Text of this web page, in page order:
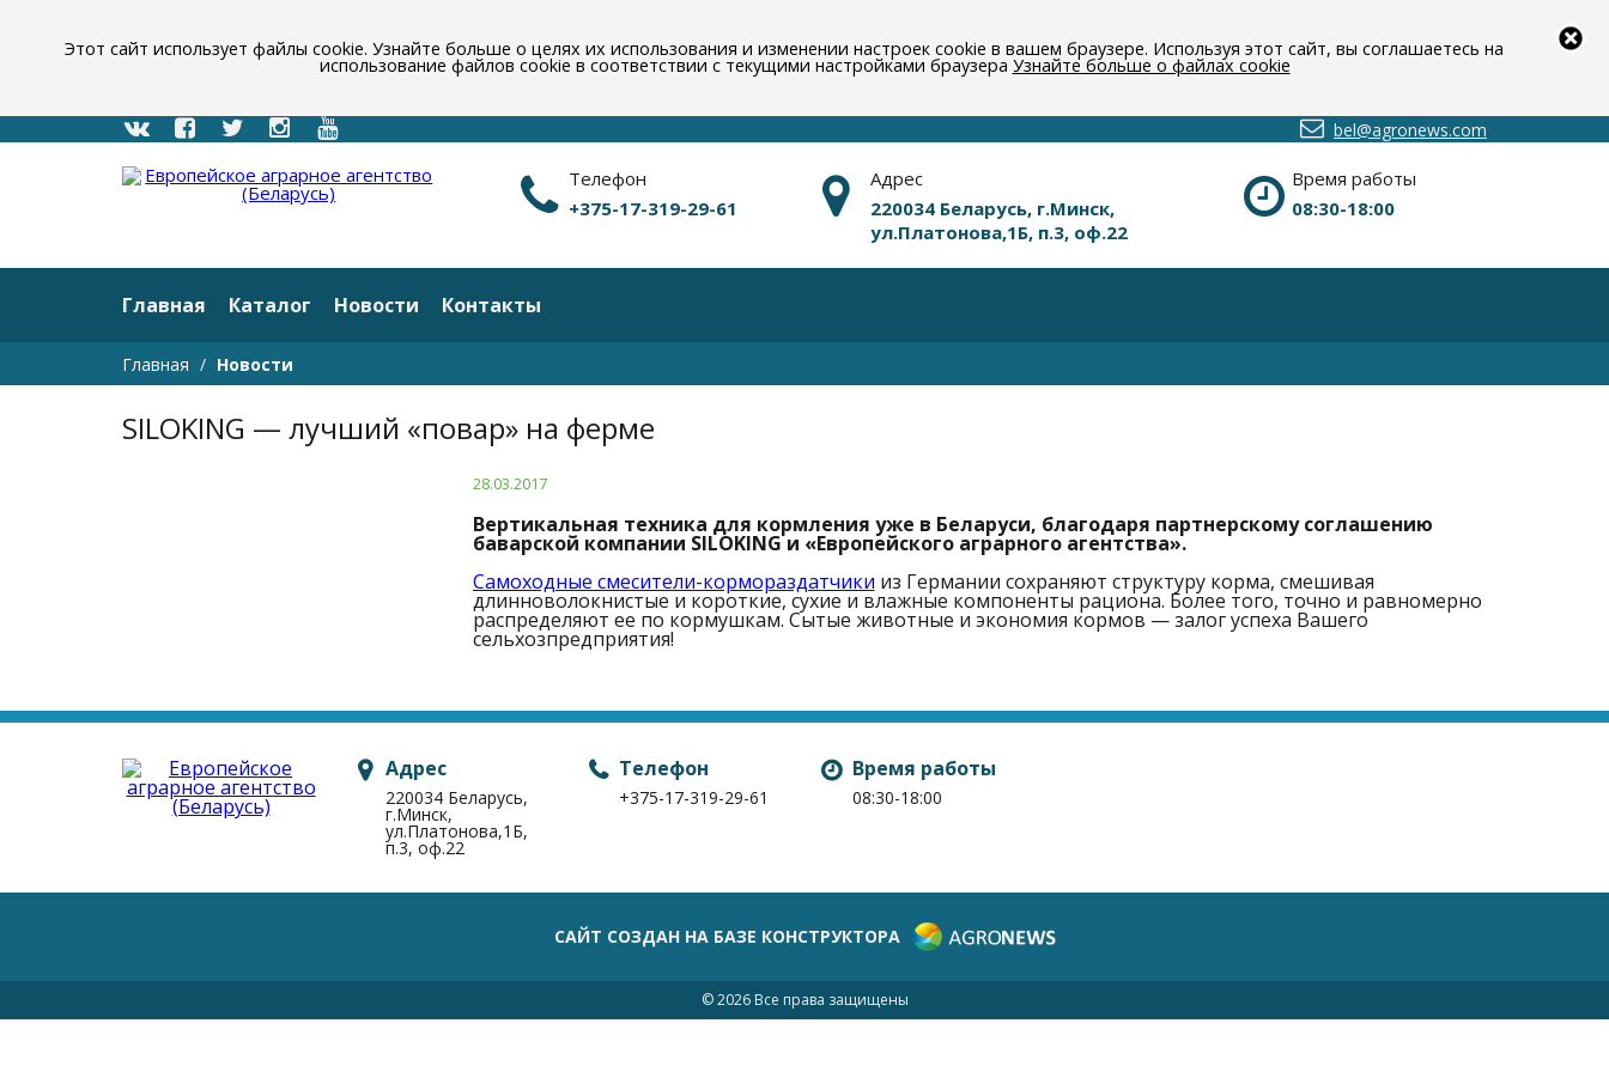
Этот сайт использует файлы cookie. Узнайте больше о целях их использования и изменении настроек cookie в вашем браузере. Используя этот сайт, вы соглашаетесь на
использование файлов cookie в соответствии с текущими настройками браузера Узнайте больше о файлах cookie
bel@agronews.com
Телефон
+375-17-319-29-61
Адрес
220034 Беларусь, г.Минск,
ул.Платонова,1Б, п.3, оф.22
Время работы
08:30-18:00
Главная Каталог Новости Контакты
Главная Новости
SILOKING — лучший «повар» на ферме
28.03.2017
Вертикальная техника для кормления уже в Беларуси, благодаря партнерскому соглашению
баварской компании SILOKING и «Европейского аграрного агентства».
Самоходные смесители-кормораздатчики из Германии сохраняют структуру корма, смешивая
длинноволокнистые и короткие, сухие и влажные компоненты рациона. Более того, точно и равномерно
распределяют ее по кормушкам. Сытые животные и экономия кормов — залог успеха Вашего
сельхозпредприятия!
Адрес
220034 Беларусь,
г.Минск,
ул.Платонова,1Б,
п.3, оф.22
Телефон
+375-17-319-29-61
Время работы
08:30-18:00
САЙТ СОЗДАН НА БАЗЕ КОНСТРУКТОРА
© 2026 Все права защищены